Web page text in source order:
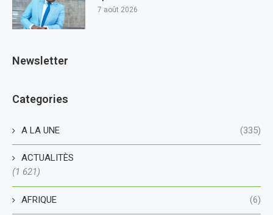
7 août 2026
Newsletter
Categories
A LA UNE (335)
ACTUALITÈS
(1 621)
AFRIQUE (6)